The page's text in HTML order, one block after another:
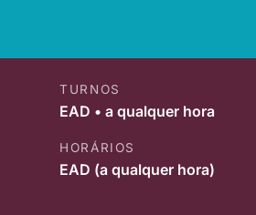
TURNOS
EAD • a qualquer hora
HORÁRIOS
EAD (a qualquer hora)